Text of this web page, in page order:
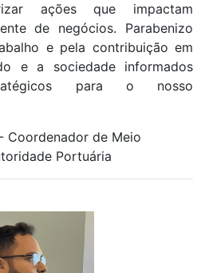
ações que impactam
de negócios. Parabenizo
e pela contribuição em
e a sociedade informados
para o nosso
- Coordenador de Meio
Portuária